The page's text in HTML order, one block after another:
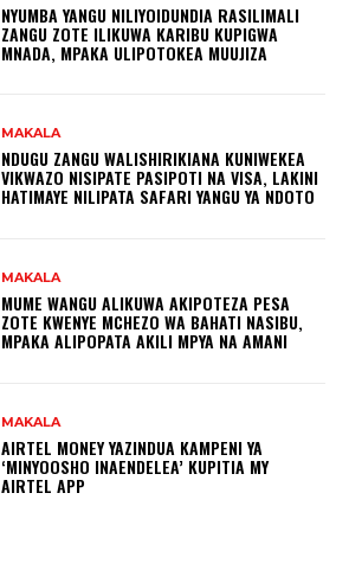
NYUMBA YANGU NILIYOIDUNDIA RASILIMALI
ZANGU ZOTE ILIKUWA KARIBU KUPIGWA
MNADA, MPAKA ULIPOTOKEA MUUJIZA
MAKALA
NDUGU ZANGU WALISHIRIKIANA KUNIWEKEA
VIKWAZO NISIPATE PASIPOTI NA VISA, LAKINI
HATIMAYE NILIPATA SAFARI YANGU YA NDOTO
MAKALA
MUME WANGU ALIKUWA AKIPOTEZA PESA
ZOTE KWENYE MCHEZO WA BAHATI NASIBU,
MPAKA ALIPOPATA AKILI MPYA NA AMANI
MAKALA
AIRTEL MONEY YAZINDUA KAMPENI YA
‘MINYOOSHO INAENDELEA’ KUPITIA MY
AIRTEL APP